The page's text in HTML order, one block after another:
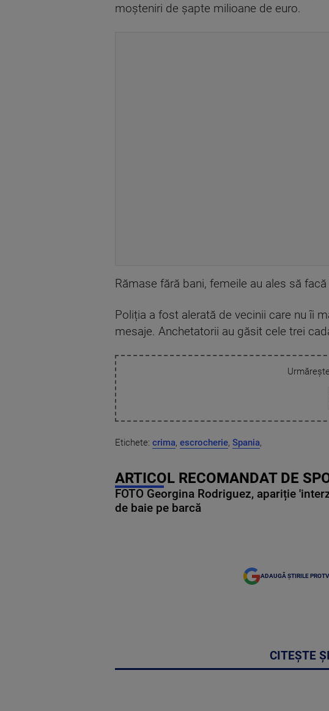
moșteniri de șapte milioane de euro.
Rămase fără bani, femeile au ales să
Poliția a fost alerată de vecinii care nu îi
mesaje. Anchetatorii au găsit cele trei
Urmărește
Etichete: crima, escrocherie, Spania,
ARTICOL RECOMANDAT DE
FOTO Georgina Rodriguez, apariție
de baie pe barcă
ADAUGĂ ȘTIRILE
CITEȘTE